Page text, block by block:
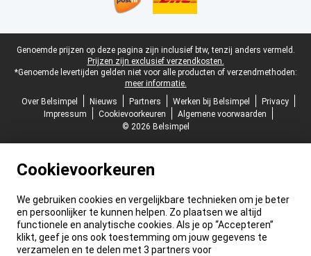
Juridische voettekst
Genoemde prijzen op deze pagina zijn inclusief btw, tenzij anders vermeld.
Prijzen zijn exclusief verzendkosten.
*Genoemde levertijden gelden niet voor alle producten of verzendmethoden:
meer informatie.
Over Belsimpel
Nieuws Partners Werken bij Belsimpel
Privacy
Impressum
Cookievoorkeuren
Algemene voorwaarden
© 2026 Belsimpel
Cookievoorkeuren
We gebruiken cookies en vergelijkbare technieken om je beter
en persoonlijker te kunnen helpen. Zo plaatsen we altijd
functionele en analytische cookies. Als je op “Accepteren”
klikt, geef je ons ook toestemming om jouw gegevens te
verzamelen en te delen met 3 partners voor